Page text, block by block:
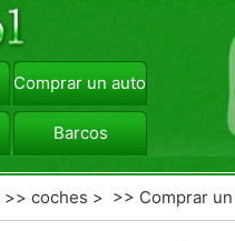
Comprar un automóvil
Barcos
>>coches > >> Comprar un